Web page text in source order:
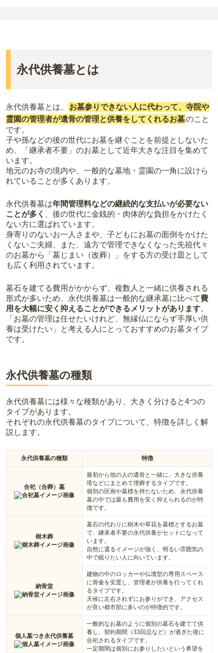
永代供養墓とは
永代供養墓とは、
お墓参りできない人に代わって、寺院や
霊園の管理者が遺骨の管理と供養をしてくれるお墓のこと
です。
子や孫などの後の世代にお墓を継ぐことを前提としないた
め、「継承者不要」のお墓として近年大きな注目を集めて
います。
地元のお寺の境内や、一般的な墓地・霊園の一角に設けら
れていることが多くあります。
永代供養墓は年間管理料などの継続的な支払いが必要ない
ことが多く
、後の世代に金銭的・肉体的な負担をかけたく
ない方に選ばれています。
身寄りのないお一人さまや、子どもにお墓の面倒をかけた
くないご夫婦、また、遠方で管理できなくなった先祖代々
のお墓から「墓じまい（改葬）」をする方の受け皿として
も広く利用されています。
墓石を建てる費用がかからず、複数人と一緒に供養される
形式が多いため、永代供養墓は一般的な継承墓に比べて費
用を大幅に安く抑えることができるメリットがあります。
「お墓の管理は任せたいけれど、無縁仏にならず手厚い供
養は受けたい」と考える人にとっておすすめのお墓タイプ
です。
永代供養墓の種類
永代供養墓には様々な種類があり、大きく分けると4つの
タイプがあります。
それぞれの永代供養墓のタイプについて、特徴を詳しく解
説します。
永代供養墓の種類 特徴
合祀（合葬）墓
最初から他の人の遺骨と一緒に、大きな供養
塔などにまとめて埋葬するタイプです。
個別の区画や墓標を持たないため、永代供養
墓の中では最も費用を安く抑えられるのが特
徴です。
樹木葬
墓石の代わりに樹木や草花を墓標とするお墓
で、継承者不要の永代供養がセットになって
います。
自然に還るイメージが強く、明るい雰囲気の
中で眠りたい人に向いています。
納骨堂
建物の中のロッカーや仏壇型の専用スペース
に骨壷を安置し、管理者が供養を行ってくれ
るタイプです。
天候に左右されずにお参りができ、アクセス
が良い都市部に多いのが特徴的です。
個人墓つき永代供養墓
一般的なお墓のように個別の墓石を建てて供
養し、契約期間（33回忌など）が過ぎた後に
合祀されるタイプです。
一定期間は個別にお参りしたいという希望を